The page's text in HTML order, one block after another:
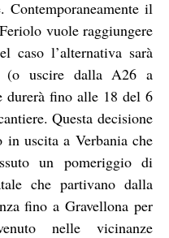
Contemporaneamente il
vuole raggiungere
caso l’alternativa sarà
(o uscire dalla A26 a
durerà fino alle 18 del 6
Questa decisione
uscita a Verbania che
un pomeriggio di
che partivano dalla
fino a Gravellona per
nelle vicinanze